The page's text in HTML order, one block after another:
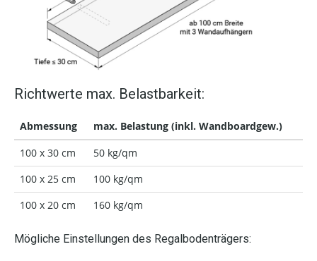
Richtwerte max. Belastbarkeit:
Abmessung
max. Belastung (inkl. Wandboardgew.)
100 x 30 cm
50 kg/qm
100 x 25 cm
100 kg/qm
100 x 20 cm
160 kg/qm
Mögliche Einstellungen des Regalbodenträgers: